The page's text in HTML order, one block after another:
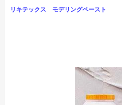
リキテックス モデリングペースト